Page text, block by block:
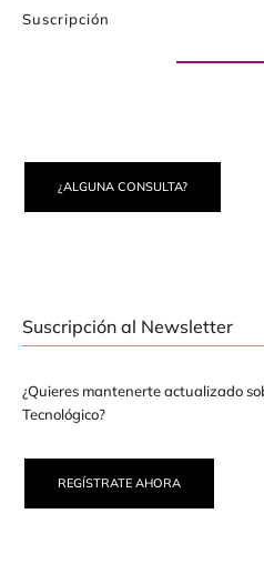
Suscripción
¿ALGUNA CONSULTA?
Suscripción al Newsletter
¿Quieres mantenerte actualizado
Tecnológico?
REGÍSTRATE AHORA